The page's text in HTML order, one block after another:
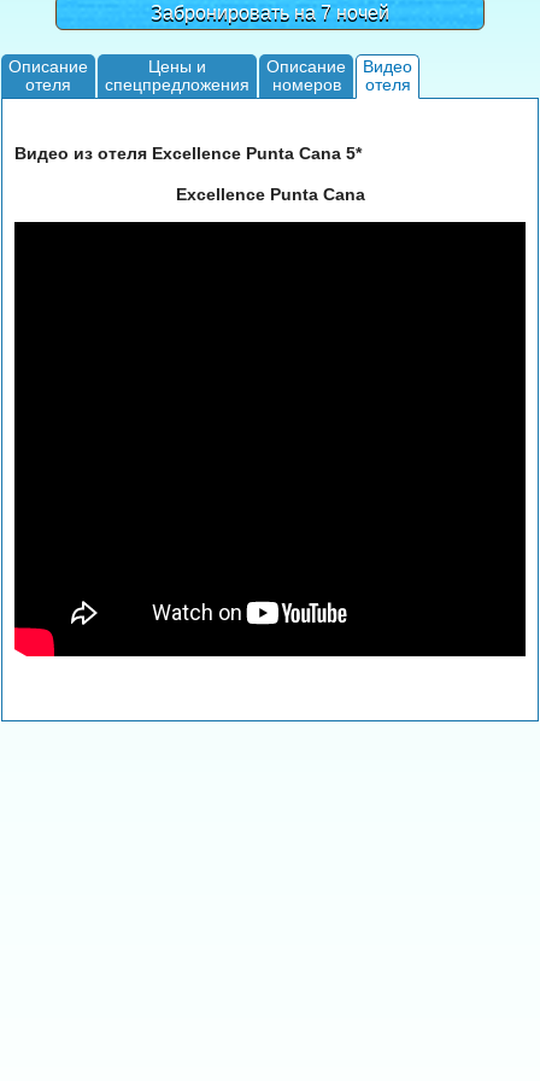
Забронировать на 7 ночей
Описание
отеля
Цены и
спецпредложения
Описание
номеров
Видео
отеля
Видео из отеля Excellence Punta Cana 5*
Excellence Punta Cana